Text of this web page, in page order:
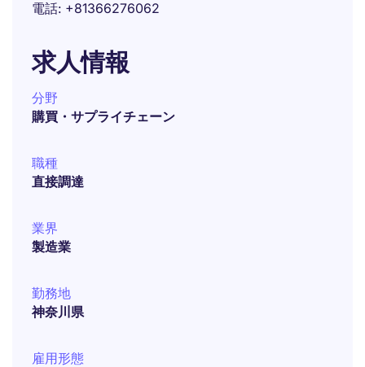
電話 +81366276062
求人情報
分野
購買・サプライチェーン
職種
直接調達
業界
製造業
勤務地
神奈川県
雇用形態